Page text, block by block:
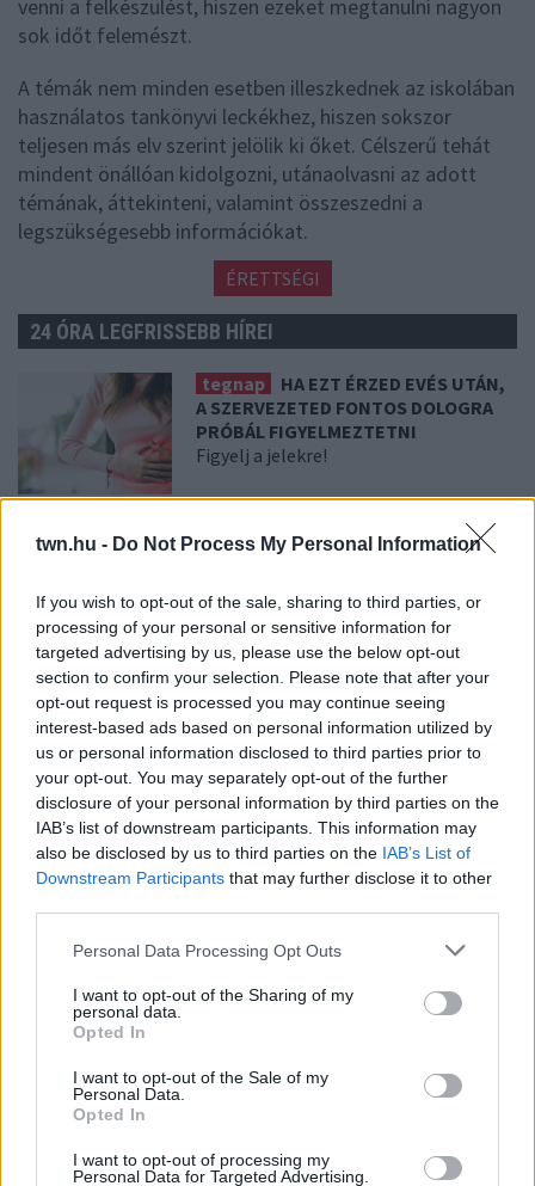
twn.hu - Do Not Process My Personal Information
If you wish to opt-out of the sale, sharing to third parties, or
processing of your personal or sensitive information for
targeted advertising by us, please use the below opt-out
section to confirm your selection. Please note that after your
opt-out request is processed you may continue seeing
interest-based ads based on personal information utilized by
us or personal information disclosed to third parties prior to
your opt-out. You may separately opt-out of the further
disclosure of your personal information by third parties on the
IAB’s list of downstream participants. This information may
also be disclosed by us to third parties on the IAB’s List of
Downstream Participants that may further disclose it to other
Please note that this website/app uses one or more Google
not limited to your visit or usage behaviour. You may click to
grant or deny consent to Google and its third-party tags to
use your data for below specified purposes in below Google
consent section.
Personal Data Processing Opt Outs
I want to opt-out of the Sharing of my
personal data.
Opted In
I want to opt-out of the Sale of my
Personal Data.
Opted In
I want to opt-out of processing my
Personal Data for Targeted Advertising.
venni a felkészülést, hiszen ezeket megtanulni nagyon
sok időt felemészt.
A témák nem minden esetben illeszkednek az iskolában
használatos tankönyvi leckékhez, hiszen sokszor
teljesen más elv szerint jelölik ki őket. Célszerű tehát
mindent önállóan kidolgozni, utánaolvasni az adott
témának, áttekinteni, valamint összeszedni a
legszükségesebb információkat.
ÉRETTSÉGI
24 ÓRA LEGFRISSEBB HÍREI
tegnap
HA EZT ÉRZED EVÉS UTÁN,
A SZERVEZETED FONTOS DOLOGRA
PRÓBÁL FIGYELMEZTETNI
Figyelj a jelekre!
ORVOS FIGYELMEZTET: EZT
AZ APRÓ REGGELI TÜNETET NE
Fontos!
08. 05.
EZÉRT PÁRÁSODIK BE
ÁLLANDÓAN AZ ABLAK – EGYSZERŰBB
A MEGOLDÁS, MINT GONDOLNÁD
Villámgyors megoldás
08. 04.
NEM ECETTEL ÉS NEM
SZÓDABIKARBÓNÁVAL: EZZEL LESZ
ÚJRA CSILLOGÓ A VÍZKÖVES CSAP
RENDKÍVÜL MAGAS ÉRZELMI INTELLIGENCIÁRA UTALHAT
Te szoktad?
08. 02.
SOKAN ROSSZUL TÁROLJÁK A GYÓGYSZEREIKET –
EMIATT CSÖKKENHET A HATÁSUK
Érdemes odafigyelni rá
08. 01.
EGYRE TÖBB FIATALNÁL JELENTKEZIK EZ A